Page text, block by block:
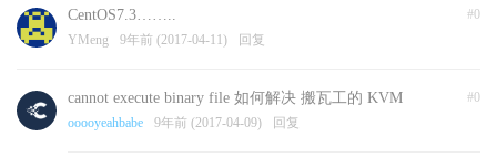
#0
CentOS7.3……..
YMeng 9年前 (2017-04-11) 回复
#0
cannot execute binary file 如何解决 搬瓦工的 KVM
ooooyeahbabe 9年前 (2017-04-09) 回复